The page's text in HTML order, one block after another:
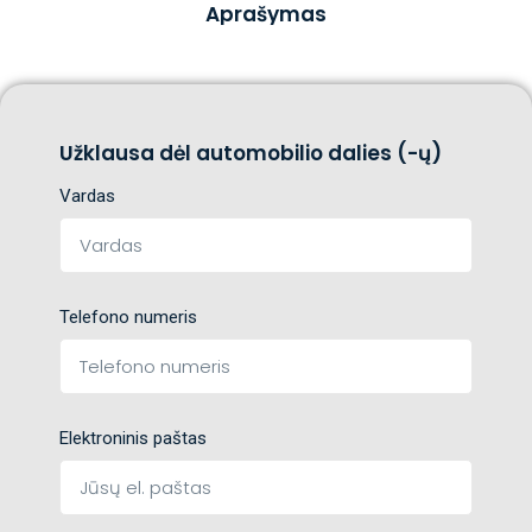
Aprašymas
Užklausa dėl automobilio dalies (-ų)
Vardas
Telefono numeris
Elektroninis paštas